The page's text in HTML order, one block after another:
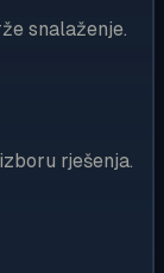
snalaženje.
rješenja.